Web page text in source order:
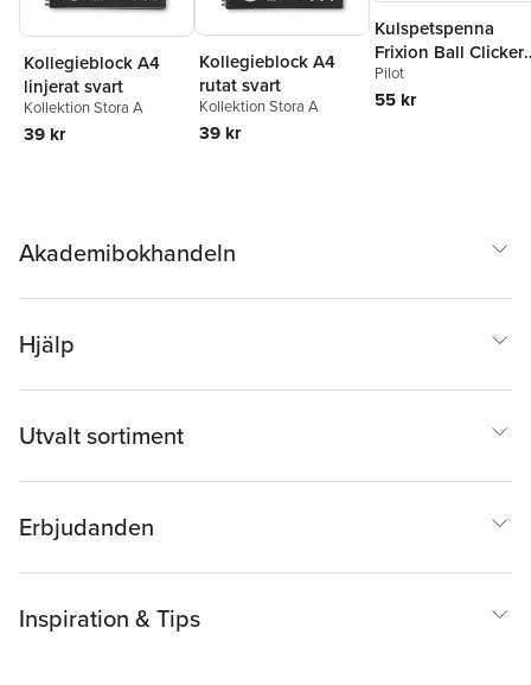
Kollegieblock A4
linjerat svart
Kollektion Stora A
39 kr
Kollegieblock A4
rutat svart
Kollektion Stora A
39 kr
Kulspetspenna
Frixion Ball Clicker
0.7 svart, raderbar
Pilot
55 kr
Akademibokhandeln
Hjälp
Utvalt sortiment
Erbjudanden
Inspiration & Tips